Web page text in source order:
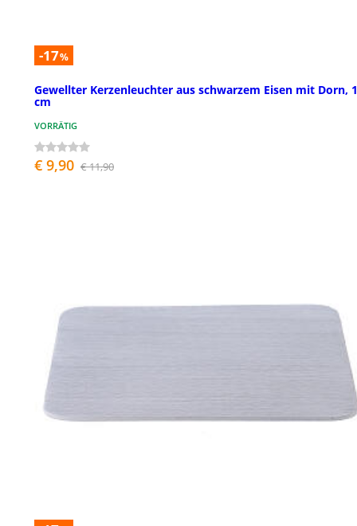
-17%
Gewellter Kerzenleuchter aus schwarzem Eisen mit Dorn,
cm
VORRÄTIG
€ 9,90 € 11,90